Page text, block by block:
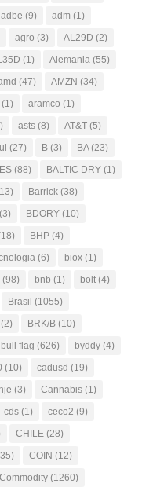
adbe (9) adm (1)
agro (3) AL29D (2)
(1) Alemania (55)
(47) AMZN (34)
(1) aramco (1)
asts (8) AT&T (5)
(27) B (3) BA(23)
(88) BALTIC DRY (1)
Barrick (38)
(3) BDORY (10)
BHP (4)
(6) biox (1)
(98) bnb (1) bolt (4)
Brasil (1055)
BRK/B (10)
bull flag (626) byddy (4)
(10) cadusd (19)
(3) Cannabis (1)
cds (1) ceco2 (9)
CHILE (28)
COIN (12)
Commodity (1260)